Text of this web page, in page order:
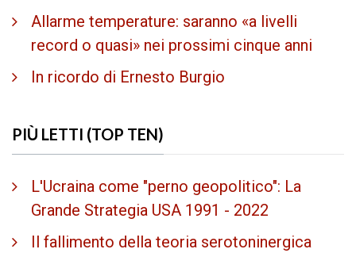
Allarme temperature: saranno «a livelli
record o quasi» nei prossimi cinque anni
In ricordo di Ernesto Burgio
PIÙ LETTI (TOP TEN)
L'Ucraina come "perno geopolitico": La
Grande Strategia USA 1991 - 2022
Il fallimento della teoria serotoninergica